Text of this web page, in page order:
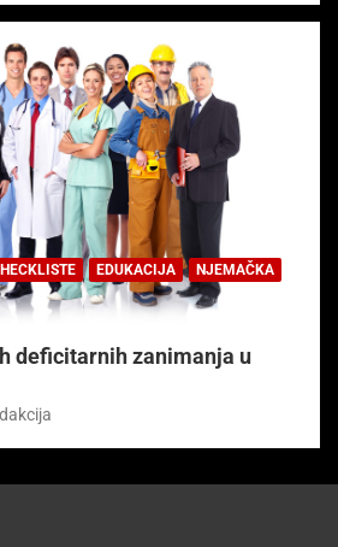
EDUKACIJA
NJEMAČKA
deficitarnih zanimanja u